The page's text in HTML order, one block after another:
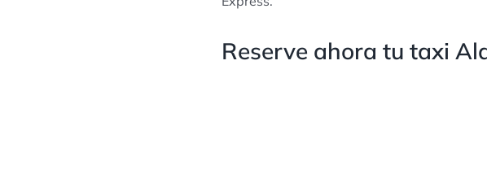
Reserve ahora tu taxi